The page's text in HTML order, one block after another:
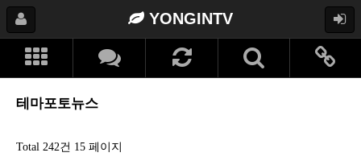
YONGINTV
테마포토뉴스
Total 242건 15 페이지